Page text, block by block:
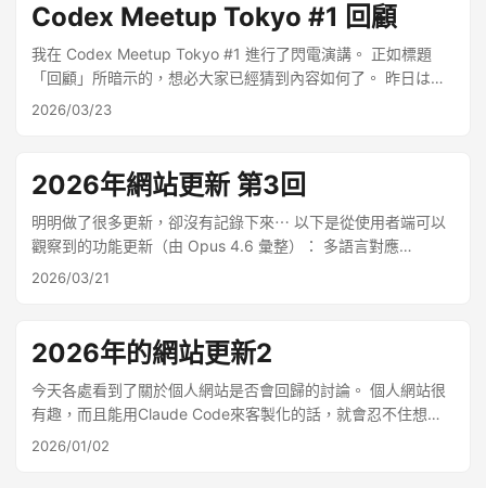
Codex Meetup Tokyo #1 回顧
我在 Codex Meetup Tokyo #1 進行了閃電演講。 正如標題
「回顧」所暗示的，想必大家已經猜到內容如何了。 昨日は
Codex Meetup Tokyo #1 で登壇させていただきまして本当に
/ Beagle Works (@beagle_dog_inu) March 20, 2026 （摘錄
部分省略的內容） 非常抱歉讓大家聽到如此不流暢的演講。我
保證會將這次的反省充分活用（如果還有下次的話⋯⋯），以
最佳狀態和充分準備登上講台。 這次也與許多人交流，學到了
很多。真的非常感謝。 反省點1 - 投影片的過度堆砌 演講前幾
去。 結果導致整場演講的完成度下降。除了在投影片中塞入過
多原本該口述的內容外，由於持續編輯到最後一刻，未能充分
整理資料的架構。 反省點2 - 聲音問題 我原以為到了當天喉嚨
已經恢復得差不多了，但到了現場還是出現了難以發聲的症
得非常難以聽取。 反省點3 - 題材選擇 不能迴避題材選擇不當
2026/03/23
2026年網站更新 第3回
明明做了很多更新，卻沒有記錄下來⋯ 以下是從使用者端可以
觀察到的功能更新（由 Opus 4.6 彙整）： 多語言對應
（i18n） 新增3語言支援：日語（ja）・英語（en）・繁體中文
Category / Timeline 切換：兩種顯示模式（依類別 / 依年份時
間軸） 彈出視窗新增日期顯示 支援功能更新 從 OFUSE 遷移至
GitHub Sponsors 首頁改版 作者頭像顯示：新建
home_info.html，在首頁顯示頭像圖片
2026/03/21
2026年的網站更新2
今天各處看到了關於個人網站是否會回歸的討論。 個人網站很
有趣，而且能用Claude Code來客製化的話，就會忍不住想一
直增加新功能。 完成的事項 變更Archive頁面的顯示 變更文章
2026/01/02